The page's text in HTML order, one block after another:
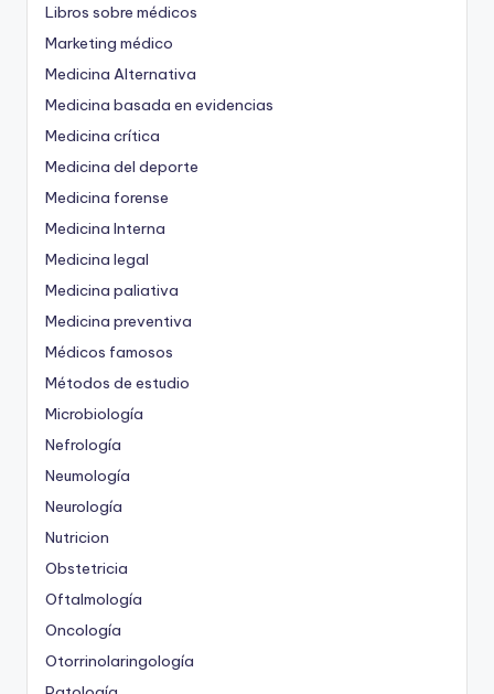
Libros sobre médicos
Marketing médico
Medicina Alternativa
Medicina basada en evidencias
Medicina crítica
Medicina del deporte
Medicina forense
Medicina Interna
Medicina legal
Medicina paliativa
Medicina preventiva
Médicos famosos
Métodos de estudio
Microbiología
Nefrología
Neumología
Neurología
Nutricion
Obstetricia
Oftalmología
Oncología
Otorrinolaringología